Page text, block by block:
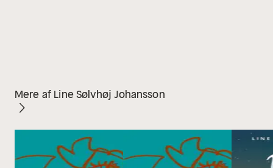
Mere af Line Sølvhøj Johansson